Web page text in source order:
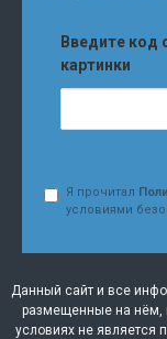
Введите код
картинки
Я прочитал
условиями
Данный сайт и все
размещенные на нём,
условиях не является